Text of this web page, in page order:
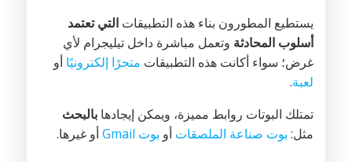
يستطيع المطورون بناء هذه التطبيقات التي تعتمد
أسلوب المحادثة وتعمل مباشرة داخل تيليجرام لأي
غرض؛ سواء أكانت هذه التطبيقات متجرًا إلكترونيًا أو
لعبة.
تمتلك البوتات روابط مميزة، ويمكن إيجادها بالبحث
مثل: بوت صناعة الملصقات أو بوت Gmail أو غيرها.